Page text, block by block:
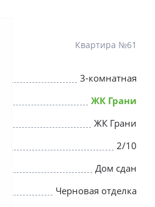
Квартира №61
3-комнатная
ЖК Грани
ЖК Грани
2/10
Дом сдан
Черновая отделка
* Скидки предоставляются в